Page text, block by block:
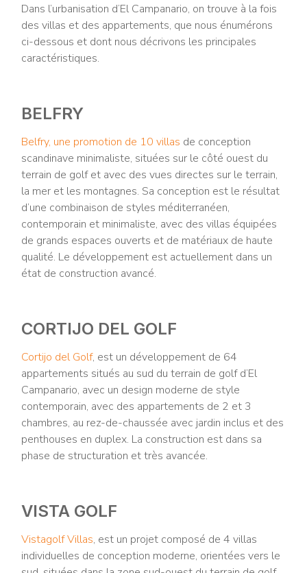
Dans l’urbanisation d’El Campanario, on trouve à la fois
des villas et des appartements, que nous énumérons
ci-dessous et dont nous décrivons les principales
caractéristiques.
BELFRY
Belfry, une promotion de 10 villas de conception
scandinave minimaliste, situées sur le côté ouest du
terrain de golf et avec des vues directes sur le terrain,
la mer et les montagnes. Sa conception est le résultat
d’une combinaison de styles méditerranéen,
contemporain et minimaliste, avec des villas équipées
de grands espaces ouverts et de matériaux de haute
qualité. Le développement est actuellement dans un
état de construction avancé.
CORTIJO DEL GOLF
Cortijo del Golf, est un développement de 64
appartements situés au sud du terrain de golf d’El
Campanario, avec un design moderne de style
contemporain, avec des appartements de 2 et 3
chambres, au rez-de-chaussée avec jardin inclus et des
penthouses en duplex. La construction est dans sa
phase de structuration et très avancée.
VISTA GOLF
Vistagolf Villas, est un projet composé de 4 villas
individuelles de conception moderne, orientées vers le